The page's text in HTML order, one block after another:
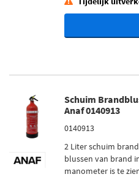
Schuim
Anaf 0140913
0140913
2 Liter schuim
blussen van brand
manometer is te